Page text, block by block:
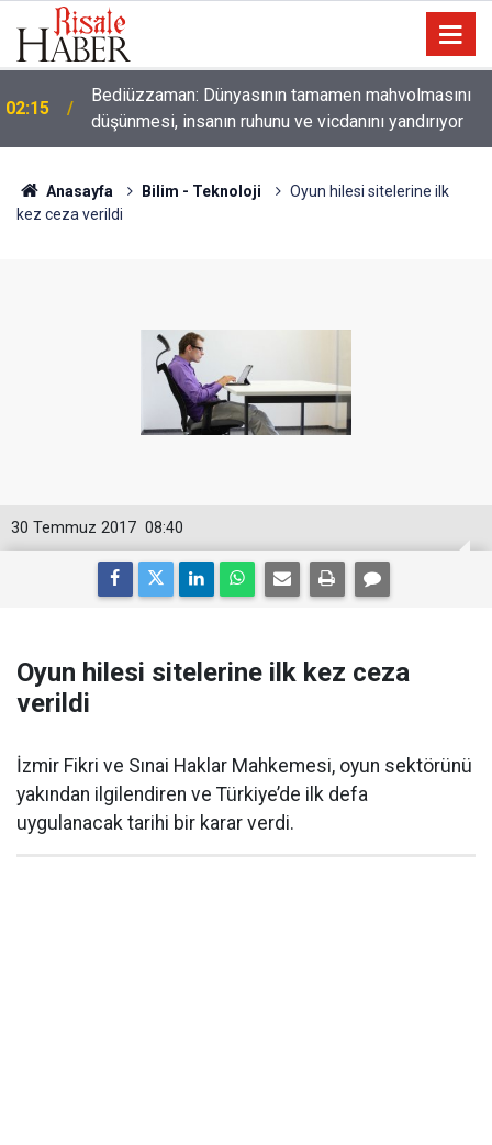
01:45 Paçalarını yerde sürünmeyecek şekilde yukarıda tut
Anasayfa Bilim - Teknoloji
Oyun hilesi sitelerine ilk
kez ceza verildi
08:40
30 Temmuz 2017
Oyun hilesi sitelerine ilk kez ceza
verildi
İzmir Fikri ve Sınai Haklar Mahkemesi, oyun sektörünü
yakından ilgilendiren ve Türkiye’de ilk defa
uygulanacak tarihi bir karar verdi.